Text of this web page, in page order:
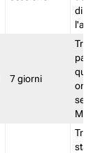
7 giorni
stata